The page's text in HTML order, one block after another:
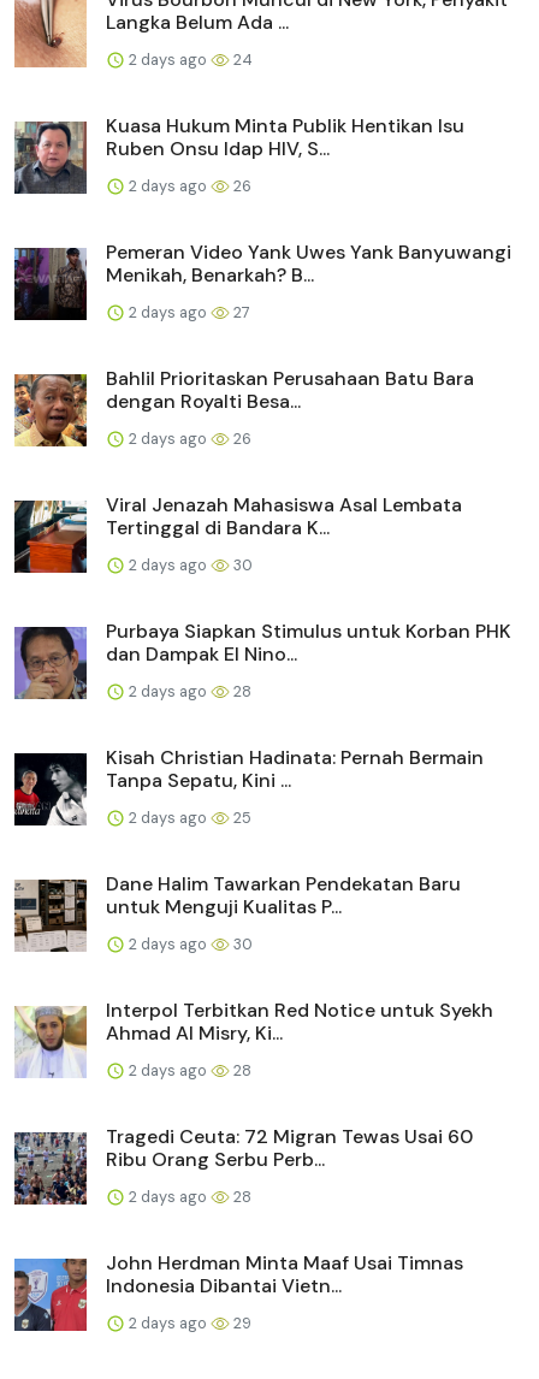
Langka Belum Ada ...
2 days ago 24
Kuasa Hukum Minta Publik Hentikan Isu
Ruben Onsu Idap HIV, S...
2 days ago 26
Pemeran Video Yank Uwes Yank Banyuwangi
Menikah, Benarkah? B...
2 days ago 27
Bahlil Prioritaskan Perusahaan Batu Bara
dengan Royalti Besa...
2 days ago 26
Viral Jenazah Mahasiswa Asal Lembata
Tertinggal di Bandara K...
2 days ago 30
Purbaya Siapkan Stimulus untuk Korban PHK
dan Dampak El Nino...
2 days ago 28
Kisah Christian Hadinata: Pernah Bermain
Tanpa Sepatu, Kini ...
2 days ago 25
Dane Halim Tawarkan Pendekatan Baru
untuk Menguji Kualitas P...
2 days ago 30
Interpol Terbitkan Red Notice untuk Syekh
Ahmad Al Misry, Ki...
2 days ago 28
Tragedi Ceuta: 72 Migran Tewas Usai 60
Ribu Orang Serbu Perb...
2 days ago 28
John Herdman Minta Maaf Usai Timnas
Indonesia Dibantai Vietn...
2 days ago 29